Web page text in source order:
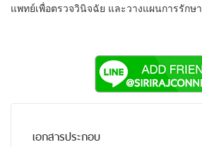
แพทย์เพื่อตรวจวินิจฉัย และวางแผนการรักษา
เอกสารประกอบ